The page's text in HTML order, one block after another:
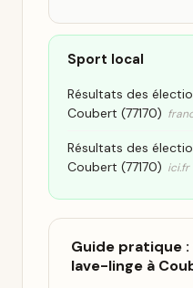
Sport local
Résultats des
Coubert (77170)
Résultats des
Coubert (77170) ici.fr
Guide pratique
lave-linge à